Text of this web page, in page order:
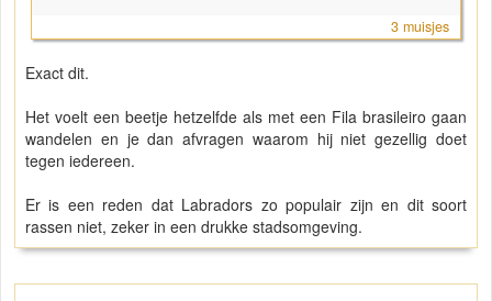
3 muisjes
Exact dit.
Het voelt een beetje hetzelfde als met een Fila brasileiro gaan
wandelen en je dan afvragen waarom hij niet gezellig doet
tegen iedereen.
Er is een reden dat Labradors zo populair zijn en dit soort
rassen niet, zeker in een drukke stadsomgeving.